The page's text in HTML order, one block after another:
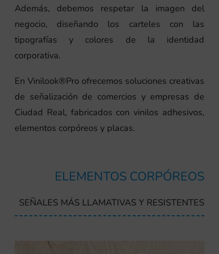
Además, debemos respetar la imagen del
negocio, diseñando los carteles con las
tipografías y colores de la identidad
corporativa.
En Vinilook®Pro ofrecemos soluciones creativas
de señalización de comercios y empresas de
Ciudad Real, fabricados con vinilos adhesivos,
elementos corpóreos y placas.
ELEMENTOS CORPÓREOS
SEÑALES MÁS LLAMATIVAS Y RESISTENTES